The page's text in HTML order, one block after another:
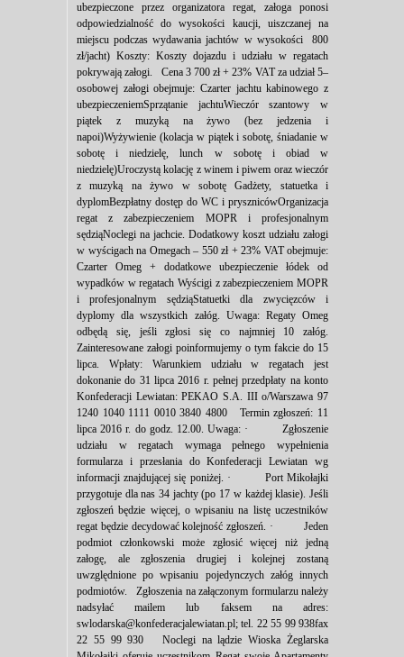
ubezpieczone przez organizatora regat, załoga ponosi
odpowiedzialność do wysokości kaucji, uiszczanej na
miejscu podczas wydawania jachtów w wysokości 800
zł/jacht) Koszty: Koszty dojazdu i udziału w regatach
pokrywają załogi. Cena 3 700 zł + 23% VAT za udział 5–
osobowej załogi obejmuje: Czarter jachtu kabinowego z
ubezpieczeniemSprzątanie jachtuWieczór szantowy w
piątek z muzyką na żywo (bez jedzenia i
napoi)Wyżywienie (kolacja w piątek i sobotę, śniadanie w
sobotę i niedzielę, lunch w sobotę i obiad w
niedzielę)Uroczystą kolację z winem i piwem oraz wieczór
z muzyką na żywo w sobotę Gadżety, statuetka i
dyplomBezpłatny dostęp do WC i prysznicówOrganizacja
regat z zabezpieczeniem MOPR i profesjonalnym
sędziąNoclegi na jachcie. Dodatkowy koszt udziału załogi
w wyścigach na Omegach – 550 zł + 23% VAT obejmuje:
Czarter Omeg + dodatkowe ubezpieczenie łódek od
wypadków w regatach Wyścigi z zabezpieczeniem MOPR
i profesjonalnym sędziąStatuetki dla zwycięzców i
dyplomy dla wszystkich załóg. Uwaga: Regaty Omeg
odbędą się, jeśli zgłosi się co najmniej 10 załóg.
Zainteresowane załogi poinformujemy o tym fakcie do 15
lipca. Wpłaty: Warunkiem udziału w regatach jest
dokonanie do 31 lipca 2016 r. pełnej przedpłaty na konto
Konfederacji Lewiatan: PEKAO S.A. III o/Warszawa 97
1240 1040 1111 0010 3840 4800 Termin zgłoszeń: 11
lipca 2016 r. do godz. 12.00. Uwaga: · Zgłoszenie
udziału w regatach wymaga pełnego wypełnienia
formularza i przesłania do Konfederacji Lewiatan wg
informacji znajdującej się poniżej. · Port Mikołajki
przygotuje dla nas 34 jachty (po 17 w każdej klasie). Jeśli
zgłoszeń będzie więcej, o wpisaniu na listę uczestników
regat będzie decydować kolejność zgłoszeń. · Jeden
podmiot członkowski może zgłosić więcej niż jedną
załogę, ale zgłoszenia drugiej i kolejnej zostaną
uwzględnione po wpisaniu pojedynczych załóg innych
podmiotów. Zgłoszenia na załączonym formularzu należy
nadsyłać mailem lub faksem na adres:
swlodarska@konfederacjalewiatan.pl; tel. 22 55 99 938fax
22 55 99 930 Noclegi na lądzie Wioska Żeglarska